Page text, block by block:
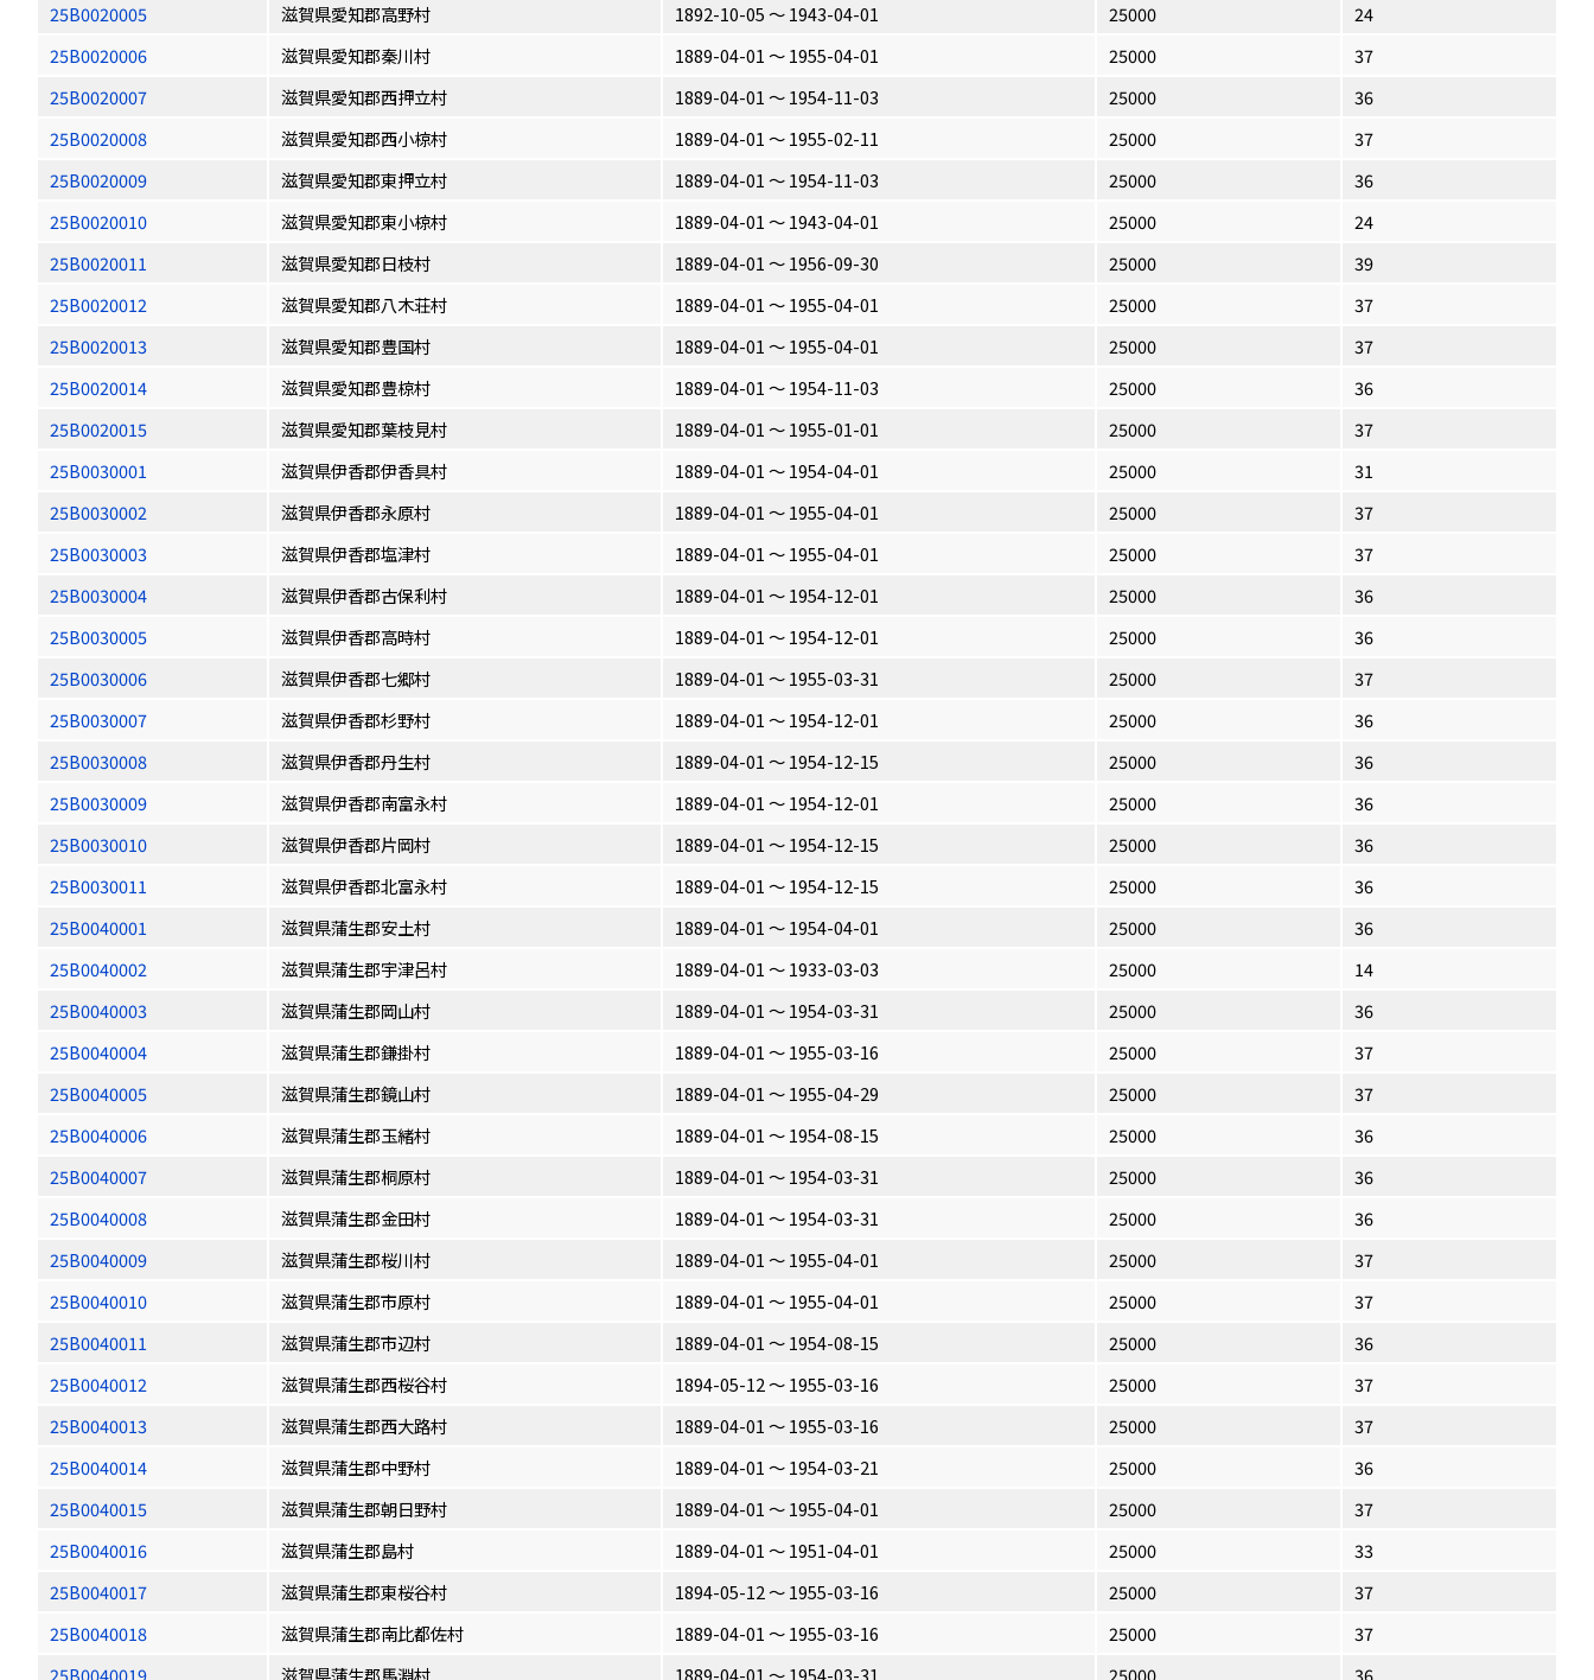
25B0020005
滋賀県愛知郡高野村 1892-10-05 〜 1943-04-01 25000
24
25B0020006
滋賀県愛知郡秦川村 1889-04-01 〜 1955-04-01 25000
37
25B0020007
滋賀県愛知郡西押立村 1889-04-01 〜 1954-11-03 25000
36
25B0020008
滋賀県愛知郡西小椋村 1889-04-01 〜 1955-02-11 25000
37
25B0020009
滋賀県愛知郡東押立村 1889-04-01 〜 1954-11-03 25000
36
25B0020010
滋賀県愛知郡東小椋村 1889-04-01 〜 1943-04-01 25000
24
25B0020011
滋賀県愛知郡日枝村 1889-04-01 〜 1956-09-30 25000
39
25B0020012
滋賀県愛知郡八木荘村 1889-04-01 〜 1955-04-01 25000
37
25B0020013
滋賀県愛知郡豊国村 1889-04-01 〜 1955-04-01 25000
37
25B0020014
滋賀県愛知郡豊椋村 1889-04-01 〜 1954-11-03 25000
36
25B0020015
滋賀県愛知郡葉枝見村 1889-04-01 〜 1955-01-01 25000
37
25B0030001
滋賀県伊香郡伊香具村 1889-04-01 〜 1954-04-01 25000
31
25B0030002
滋賀県伊香郡永原村 1889-04-01 〜 1955-04-01 25000
37
25B0030003
滋賀県伊香郡塩津村 1889-04-01 〜 1955-04-01 25000
37
25B0030004
滋賀県伊香郡古保利村 1889-04-01 〜 1954-12-01 25000
36
25B0030005
滋賀県伊香郡高時村 1889-04-01 〜 1954-12-01 25000
36
25B0030006
滋賀県伊香郡七郷村 1889-04-01 〜 1955-03-31 25000
37
25B0030007
滋賀県伊香郡杉野村 1889-04-01 〜 1954-12-01 25000
36
25B0030008
滋賀県伊香郡丹生村 1889-04-01 〜 1954-12-15 25000
36
25B0030009
滋賀県伊香郡南富永村 1889-04-01 〜 1954-12-01 25000
36
25B0030010
滋賀県伊香郡片岡村 1889-04-01 〜 1954-12-15 25000
36
25B0030011
滋賀県伊香郡北富永村 1889-04-01 〜 1954-12-15 25000
36
25B0040001
滋賀県蒲生郡安土村 1889-04-01 〜 1954-04-01 25000
36
25B0040002
滋賀県蒲生郡宇津呂村 1889-04-01 〜 1933-03-03 25000
14
25B0040003
滋賀県蒲生郡岡山村 1889-04-01 〜 1954-03-31 25000
36
25B0040004
滋賀県蒲生郡鎌掛村 1889-04-01 〜 1955-03-16 25000
37
25B0040005
滋賀県蒲生郡鏡山村 1889-04-01 〜 1955-04-29 25000
37
25B0040006
滋賀県蒲生郡玉緒村 1889-04-01 〜 1954-08-15 25000
36
25B0040007
滋賀県蒲生郡桐原村 1889-04-01 〜 1954-03-31 25000
36
25B0040008
滋賀県蒲生郡金田村 1889-04-01 〜 1954-03-31 25000
36
25B0040009
滋賀県蒲生郡桜川村 1889-04-01 〜 1955-04-01 25000
37
25B0040010
滋賀県蒲生郡市原村 1889-04-01 〜 1955-04-01 25000
37
25B0040011
滋賀県蒲生郡市辺村 1889-04-01 〜 1954-08-15 25000
36
25B0040012
滋賀県蒲生郡西桜谷村 1894-05-12 〜 1955-03-16 25000
37
25B0040013
滋賀県蒲生郡西大路村 1889-04-01 〜 1955-03-16 25000
37
25B0040014
滋賀県蒲生郡中野村 1889-04-01 〜 1954-03-21 25000
36
25B0040015
滋賀県蒲生郡朝日野村 1889-04-01 〜 1955-04-01 25000
37
25B0040016
滋賀県蒲生郡島村 1889-04-01 〜 1951-04-01 25000
33
25B0040017
滋賀県蒲生郡東桜谷村 1894-05-12 〜 1955-03-16 25000
37
25B0040018
滋賀県蒲生郡南比都佐村 1889-04-01 〜 1955-03-16 25000
37
25B0040019
滋賀県蒲生郡馬淵村 1889-04-01 〜 1954-03-31 25000
36